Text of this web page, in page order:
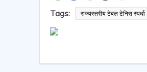
Tags: राज्यस्तरीय टेबल टेनिस स्पर्धा